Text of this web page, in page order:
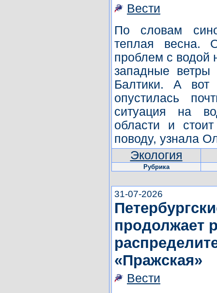
Вести
По словам
теплая весна.
проблем с водой
западные ветры
Балтики. А
опустилась
ситуация на
области и
поводу, узнала
Экология
Рубрика
31-07-2026
продолжает
«Пражская»
Вести